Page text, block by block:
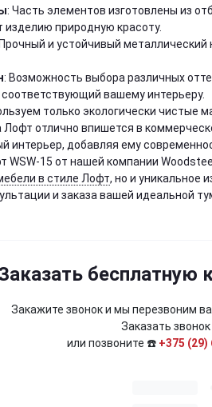
: Часть элементов изготовлены из
изделию природную красоту.
и устойчивый металлический
: Возможность выбора различных
вашему интерьеру.
только экологически чистые
Лофт отлично впишется в
интерьер, добавляя ему
WSW-15 от нашей компании
в стиле Лофт, но и уникальное
и заказа вашей идеальной
бесплатную
Закажите звонок и мы перезвоним
Заказать звонок
или позвоните ☎️ +375 (29)